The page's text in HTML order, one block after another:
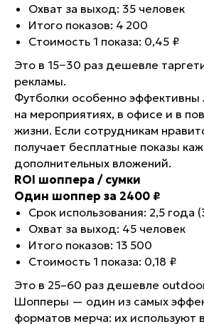
Охват за выход: 35 человек
Итого показов: 4 200
Стоимость 1 показа: 0,45 ₽
Это в 15−30 раз дешевле
рекламы.
Футболки особенно эффективны
на мероприятиях, в офисе и в
жизни. Если сотрудникам
получает бесплатные показы
дополнительных вложений.
ROI шоппера / сумки
Один шоппер за 2400 ₽
Срок использования: 2,5 года
Охват за выход: 45 человек
Итого показов: 13 500
Стоимость 1 показа: 0,18 ₽
Это в 25–60 раз дешевле
Шопперы — один из самых
форматов мерча: их используют